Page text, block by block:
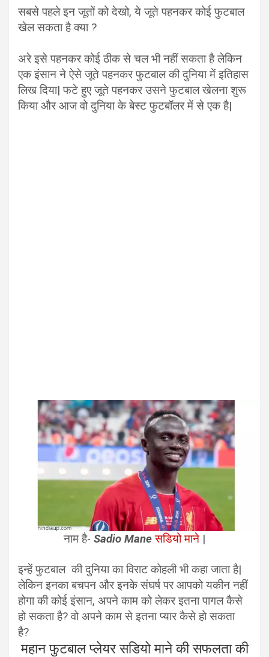
सबसे पहले इन जूतों को देखो, ये जूते पहनकर कोई फुटबाल
खेल सकता है क्या ?
अरे इसे पहनकर कोई ठीक से चल भी नहीं सकता है लेकिन
एक इंसान ने ऐसे जूते पहनकर फुटबाल की दुनिया में इतिहास
लिख दिया| फटे हुए जूते पहनकर उसने फुटबाल खेलना शुरू
किया और आज वो दुनिया के बेस्ट फुटबॉलर में से एक है|
नाम है- Sadio Mane सडियो माने |
इन्हें फुटबाल की दुनिया का विराट कोहली भी कहा जाता है|
लेकिन इनका बचपन और इनके संघर्ष पर आपको यकीन नहीं
होगा की कोई इंसान, अपने काम को लेकर इतना पागल कैसे
हो सकता है? वो अपने काम से इतना प्यार कैसे हो सकता
है?
महान फुटबाल प्लेयर सडियो माने की सफलता की